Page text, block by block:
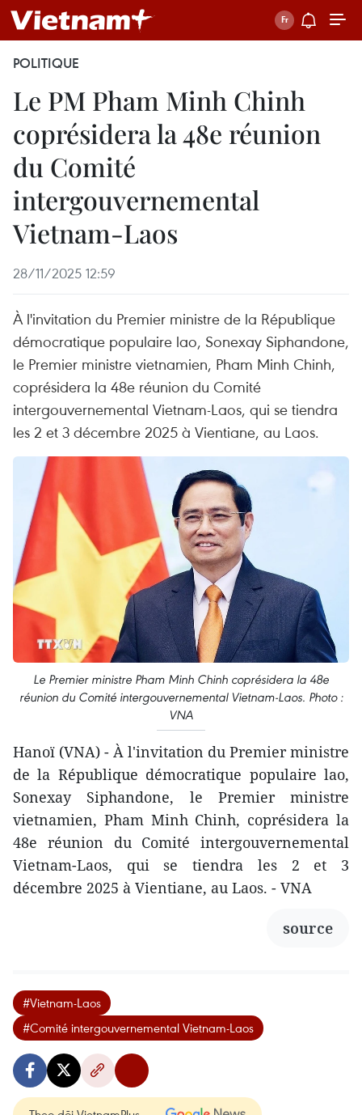
POLITIQUE
Le PM Pham Minh Chinh
coprésidera la 48e réunion
du Comité
intergouvernemental
Vietnam-Laos
28/11/2025 12:59
À l'invitation du Premier ministre de la République
démocratique populaire lao, Sonexay Siphandone,
le Premier ministre vietnamien, Pham Minh Chinh,
coprésidera la 48e réunion du Comité
intergouvernemental Vietnam-Laos, qui se tiendra
les 2 et 3 décembre 2025 à Vientiane, au Laos.
Le Premier ministre Pham Minh Chinh coprésidera la 48e
réunion du Comité intergouvernemental Vietnam-Laos. Photo :
VNA
Hanoï (VNA) - À l'invitation du Premier ministre
de la République démocratique populaire lao,
Sonexay Siphandone, le Premier ministre
vietnamien, Pham Minh Chinh, coprésidera la
48e réunion du Comité intergouvernemental
Vietnam-Laos, qui se tiendra les 2 et 3
décembre 2025 à Vientiane, au Laos. - VNA
source
#Vietnam-Laos
#Comité intergouvernemental Vietnam-Laos